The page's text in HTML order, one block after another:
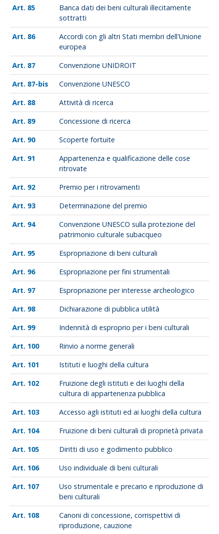
85
Banca dati dei beni culturali illecitamente
sottratti
86
Accordi con gli altri Stati membri dell'Unione
europea
87
Convenzione UNIDROIT
87-bis
Convenzione UNESCO
88
Attività di ricerca
89
Concessione di ricerca
90
Scoperte fortuite
91
Appartenenza e qualificazione delle cose
ritrovate
92
Premio per i ritrovamenti
93
Determinazione del premio
94
Convenzione UNESCO sulla protezione del
patrimonio culturale subacqueo
95
Espropriazione di beni culturali
96
Espropriazione per fini strumentali
97
Espropriazione per interesse archeologico
98
Dichiarazione di pubblica utilità
99
Indennità di esproprio per i beni culturali
100
Rinvio a norme generali
101
Istituti e luoghi della cultura
102
Fruizione degli istituti e dei luoghi della
cultura di appartenenza pubblica
103
Accesso agli istituti ed ai luoghi della cultura
104
Fruizione di beni culturali di proprietà privata
105
Diritti di uso e godimento pubblico
106
Uso individuale di beni culturali
107
Uso strumentale e precario e riproduzione di
beni culturali
108
Canoni di concessione, corrispettivi di
riproduzione, cauzione